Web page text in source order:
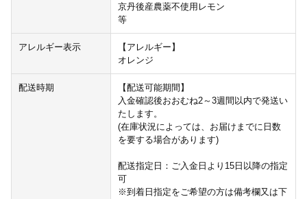
京丹後産農薬不使用レモン
等
アレルギー表示
【アレルギー】
オレンジ
配送時期
【配送可能期間】
入金確認後おおむね2～3週間以内で発送い
たします。
(在庫状況によっては、お届けまでに日数
を要する場合があります)
配送指定日：ご入金日より15日以降の指定
可
※到着日指定をご希望の方は備考欄又は下